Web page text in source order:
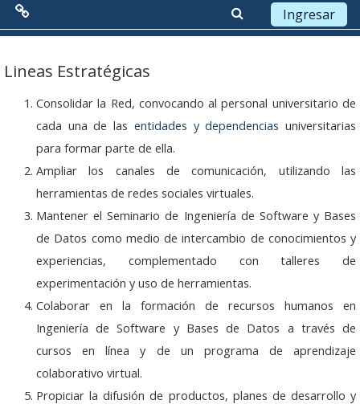
Menú Principal
Red de Colaboración
Antecedentes
Objetivos
Misión
Visión
Líneas Estratégicas
Acciones
Organización
Grupo Promotor
Ingresar
Lineas Estratégicas
Consolidar la Red, convocando al personal universitario de
cada una de las entidades y dependencias universitarias
para formar parte de ella.
Ampliar los canales de comunicación, utilizando las
herramientas de redes sociales virtuales.
Mantener el Seminario de Ingeniería de Software y Bases
de Datos como medio de intercambio de conocimientos y
experiencias, complementado con talleres de
experimentación y uso de herramientas.
Colaborar en la formación de recursos humanos en
Ingeniería de Software y Bases de Datos a través de
cursos en línea y de un programa de aprendizaje
colaborativo virtual.
Propiciar la difusión de productos, planes de desarrollo y